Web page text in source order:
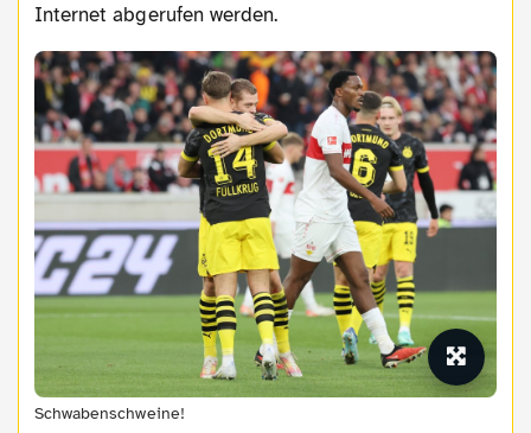
Internet abgerufen werden.
Schwabenschweine!